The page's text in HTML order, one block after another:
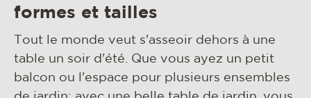
blog
matériaux et entretien
rse
formes et tailles
Tout le monde veut s'asseoir dehors à une
table un soir d'été. Que vous ayez un petit
balcon ou l'espace pour plusieurs ensembles